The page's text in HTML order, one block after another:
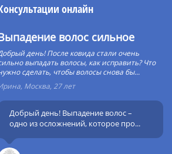
онлайн
волос сильное
день! После ковида стали очень
выпадать волосы, как исправить? Что
сделать, чтобы волосы снова бы...
Москва, 27 лет
Добрый день! Выпадение волос –
одно из осложнений, которое про...